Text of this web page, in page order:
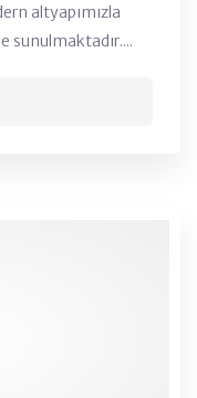
altyapımızla
sunulmaktadır....